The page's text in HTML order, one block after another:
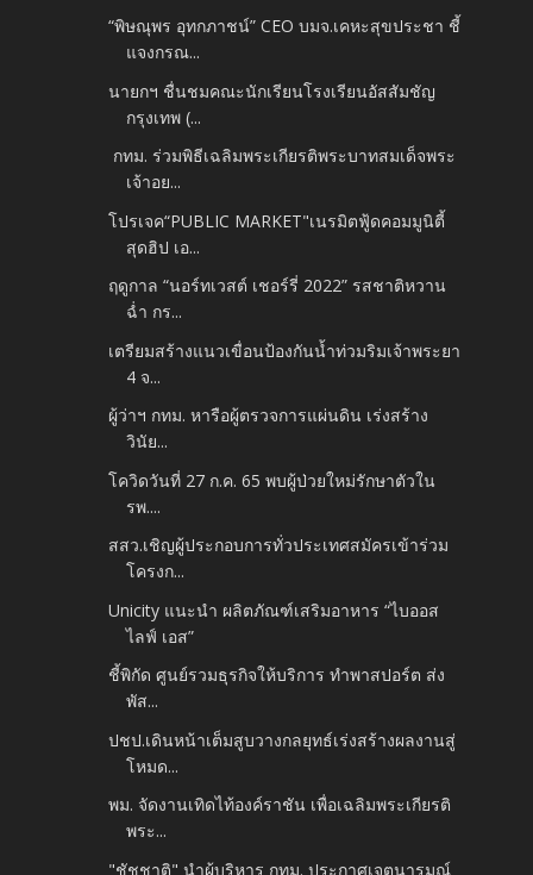
“พิษณุพร อุทกภาชน์” CEO บมจ.เคหะสุขประชา ชี้
แจงกรณ...
นายกฯ ชื่นชมคณะนักเรียนโรงเรียนอัสสัมชัญ
กรุงเทพ (...
กทม. ร่วมพิธีเฉลิมพระเกียรติพระบาทสมเด็จพระ
เจ้าอย...
โปรเจค“PUBLIC MARKET"เนรมิตฟู้ดคอมมูนิตี้
สุดฮิป เอ...
ฤดูกาล “นอร์ทเวสต์ เชอร์รี่ 2022” รสชาติหวาน
ฉ่ำ กร...
เตรียมสร้างแนวเขื่อนป้องกันน้ำท่วมริมเจ้าพระยา
4 จ...
ผู้ว่าฯ กทม. หารือผู้ตรวจการแผ่นดิน เร่งสร้าง
วินัย...
โควิดวันที่ 27 ก.ค. 65 พบผู้ป่วยใหม่รักษาตัวใน
รพ....
สสว.เชิญผู้ประกอบการทั่วประเทศสมัครเข้าร่วม
โครงก...
Unicity แนะนำ ผลิตภัณฑ์เสริมอาหาร “ไบออส
ไลฟ์ เอส”
ชี้พิกัด ศูนย์รวมธุรกิจให้บริการ ทำพาสปอร์ต ส่ง
พัส...
ปชป.เดินหน้าเต็มสูบวางกลยุทธ์เร่งสร้างผลงานสู่
โหมด...
พม. จัดงานเทิดไท้องค์ราชัน เพื่อเฉลิมพระเกียรติ
พระ...
"ชัชชาติ" นำผู้บริหาร กทม. ประกาศเจตนารมณ์